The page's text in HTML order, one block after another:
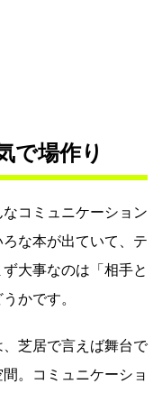
で場作り
コミュニケーション
な本が出ていて、テ
大事なのは「相手と
かです。
芝居で言えば舞台で
。コミュニケーショ